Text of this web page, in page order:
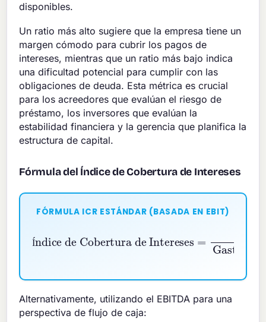
disponibles.
Un ratio más alto sugiere que la empresa tiene un
margen cómodo para cubrir los pagos de
intereses, mientras que un ratio más bajo indica
una dificultad potencial para cumplir con las
obligaciones de deuda. Esta métrica es crucial
para los acreedores que evalúan el riesgo de
préstamo, los inversores que evalúan la
estabilidad financiera y la gerencia que planifica la
estructura de capital.
Fórmula del Índice de Cobertura de Intereses
FÓRMULA ICR ESTÁNDAR (BASADA EN EBIT)
Í
Alternativamente, utilizando el EBITDA para una
perspectiva de flujo de caja: